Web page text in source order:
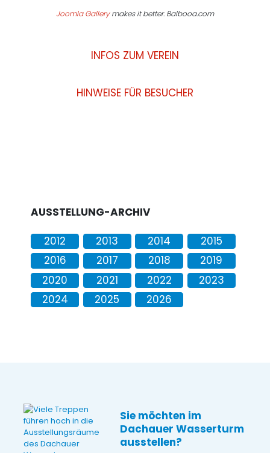
Joomla Gallerymakes it better. Balbooa.com
INFOS ZUM VEREIN
HINWEISE FÜR BESUCHER
AUSSTELLUNG-ARCHIV
2012
2013 2014
2015
2016
2017 2018
2019
2020
2021 2022
2023
2024
2025 2026
Sie möchten im
Dachauer Wasserturm
ausstellen?